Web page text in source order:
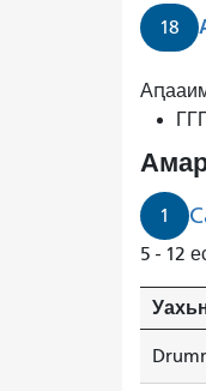
18
1
Драмм
+
Клеи
1
минуҭк
1
5 - 12